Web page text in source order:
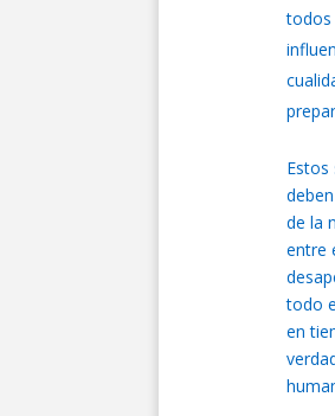
todos
de la
entre
todo
en